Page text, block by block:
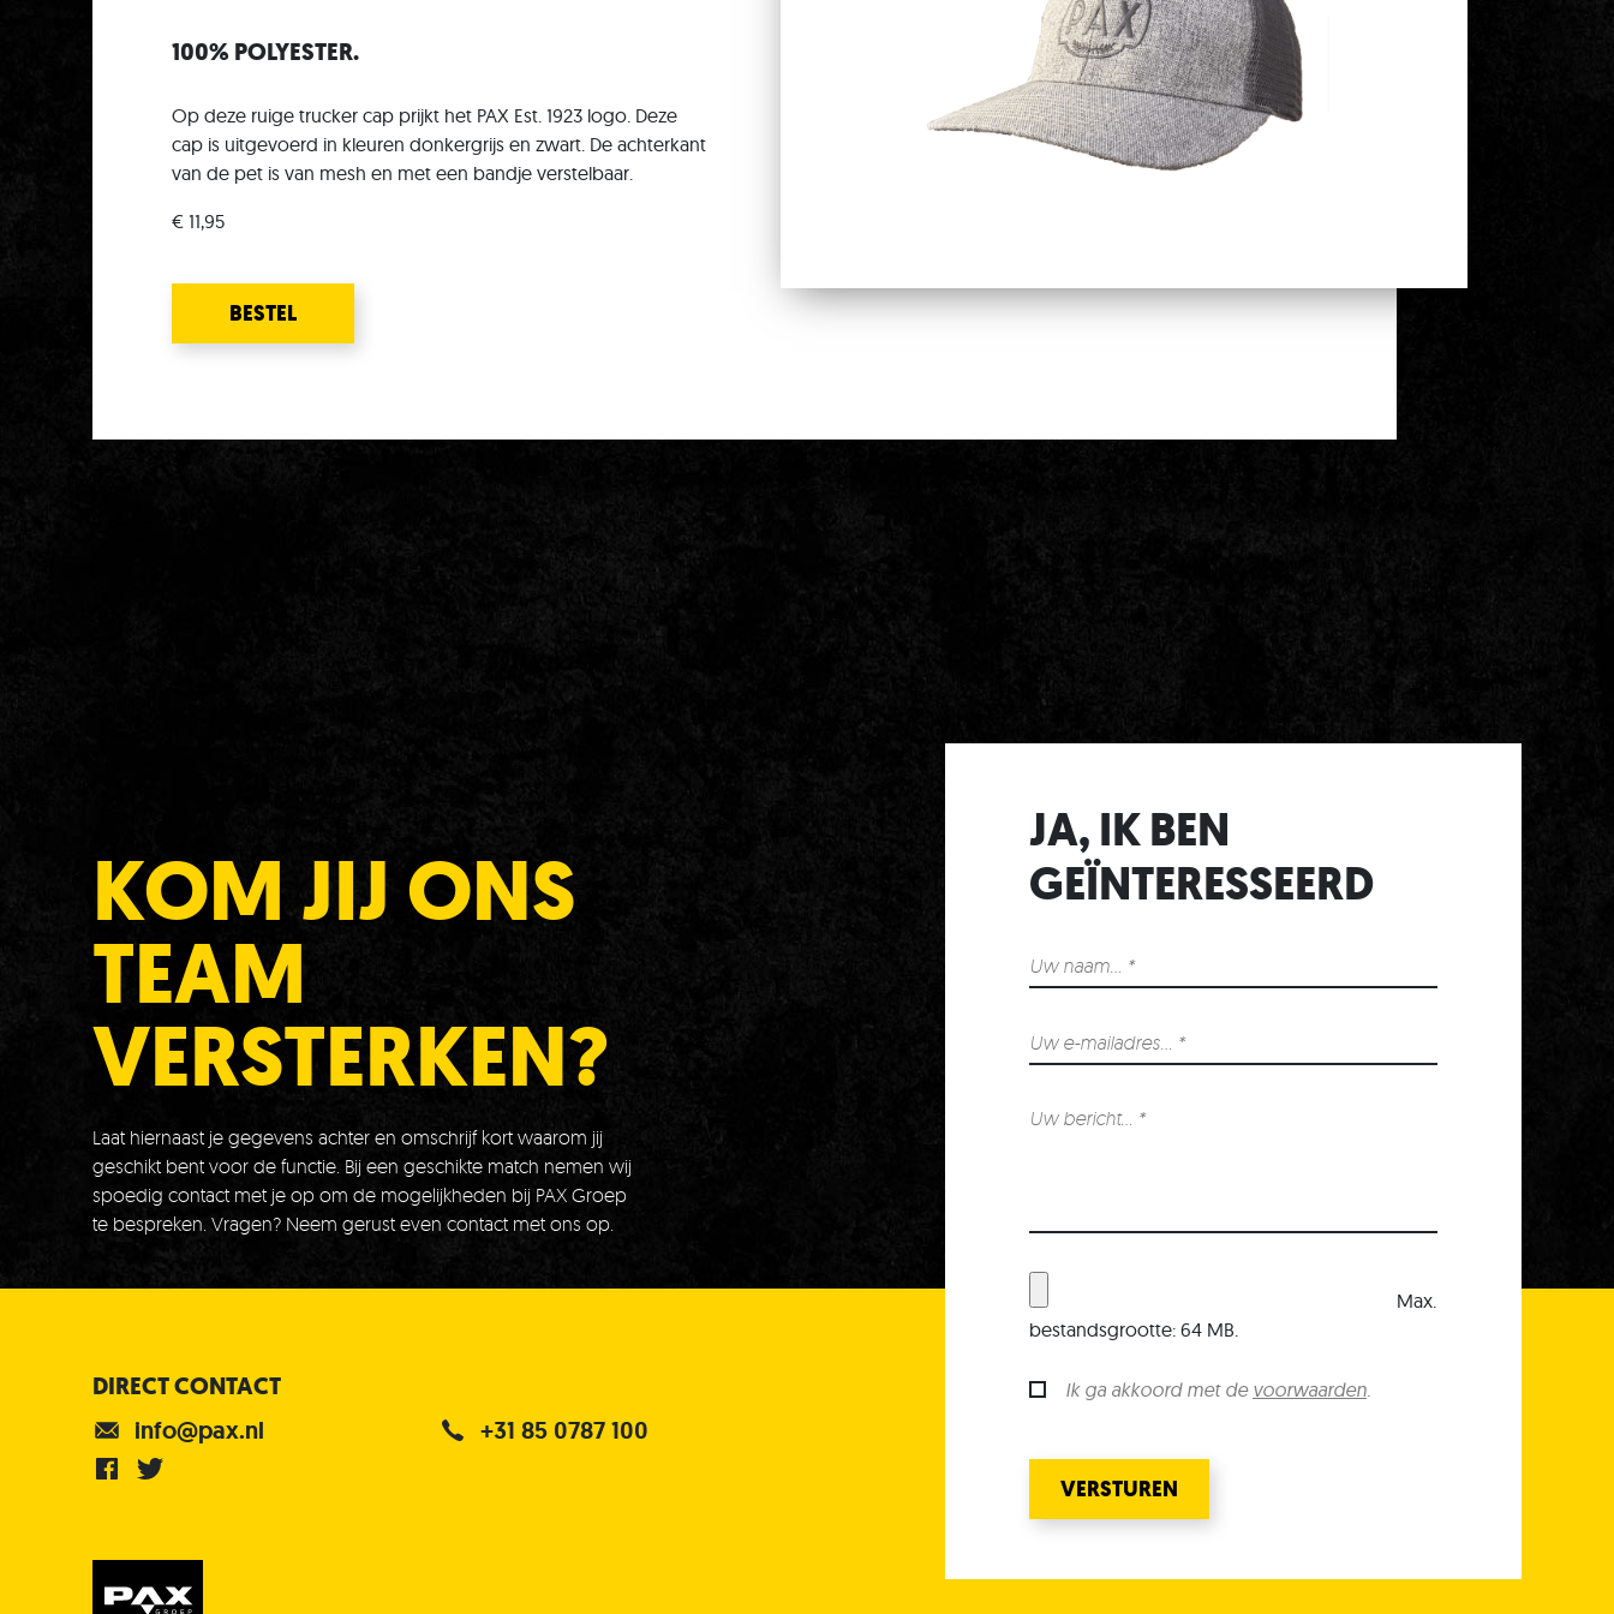
100% POLYESTER.
Op deze ruige trucker cap prijkt het PAX Est. 1923 logo. Deze
cap is uitgevoerd in kleuren donkergrijs en zwart. De achterkant
van de pet is van mesh en met een bandje verstelbaar.
€ 11,95
BESTEL
Maat
Verzending
Je bestelling wordt verzonden via PostNL.
KOM JIJ ONS
TEAM
VERSTERKEN?
Laat hiernaast je gegevens achter en omschrijf kort waarom jij
geschikt bent voor de functie. Bij een geschikte match nemen wij
spoedig contact met je op om de mogelijkheden bij PAX Groep
te bespreken. Vragen? Neem gerust even contact met ons op.
JA, IK BEN
GEÏNTERESSEERD
Max.
bestandsgrootte: 64 MB.
Ik ga akkoord met de voorwaarden.
VERSTUREN
DIRECT CONTACT
info@pax.nl +31 85 0787 100